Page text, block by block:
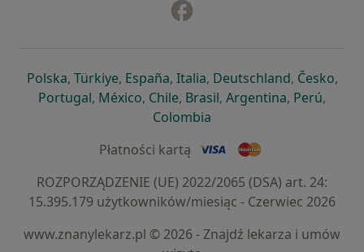
Polskaotwiera się w nowej karcie
, Türkiyeotwiera się w nowej karcie
, Españaotwiera się w nowej karcie
, Italiaotwiera się w nowej
, Deutschlandotwiera się
, Česko,
Portugalotwiera się w nowej karcie
, Méxicootwiera się w nowej karcie
, Chileotwiera się w nowej karcie
, Brasilotwiera się w nowej
, Argentinaotwiera się
, Perú,
Colombia
Płatności kartą
ROZPORZĄDZENIE (UE) 2022/2065 (DSA) art. 24:
15.395.179 użytkowników/miesiąc - Czerwiec 2026
www.znanylekarz.pl © 2026 - Znajdź lekarza i umów